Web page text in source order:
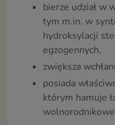
bierze udział w
tym m.in. w
hydroksylacji
egzogennych,
zwiększa
posiada
którym hamuje